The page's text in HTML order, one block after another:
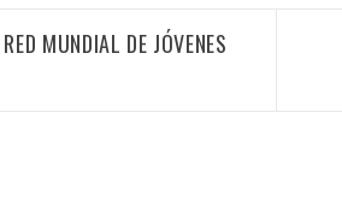
MUNDIAL DE JÓVENES